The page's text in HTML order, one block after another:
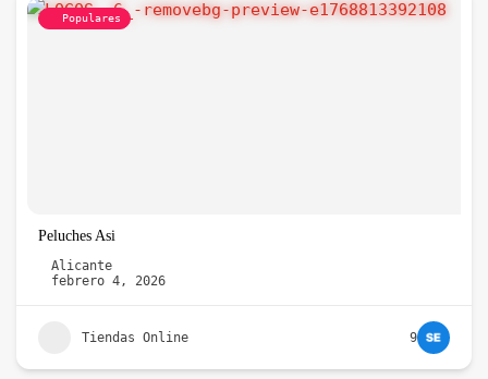
Populares
Peluches Asi
Alicante
febrero 4, 2026
Tiendas Online 9